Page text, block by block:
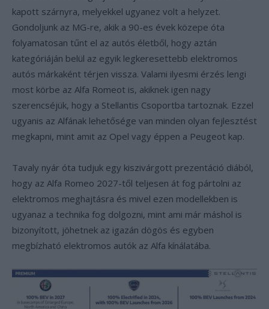
kapott szárnyra, melyekkel ugyanez volt a helyzet.
Gondoljunk az MG-re, akik a 90-es évek közepe óta
folyamatosan tűnt el az autós életből, hogy aztán
kategóriáján belül az egyik legkeresettebb elektromos
autós márkaként térjen vissza. Valami ilyesmi érzés lengi
most körbe az Alfa Romeot is, akiknek igen nagy
szerencséjük, hogy a Stellantis Csoportba tartoznak. Ezzel
ugyanis az Alfának lehetősége van minden olyan fejlesztést
megkapni, mint amit az Opel vagy éppen a Peugeot kap.
Tavaly nyár óta tudjuk egy kiszivárgott prezentáció diából,
hogy az Alfa Romeo 2027-től teljesen át fog pártolni az
elektromos meghajtásra és mivel ezen modellekben is
ugyanaz a technika fog dolgozni, mint ami már máshol is
bizonyított, jöhetnek az igazán dögös és egyben
megbízható elektromos autók az Alfa kínálatába.